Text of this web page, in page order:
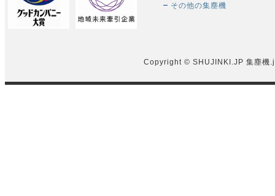
その他の集塵機
Copyright © SHUJINKI.JP 集塵機